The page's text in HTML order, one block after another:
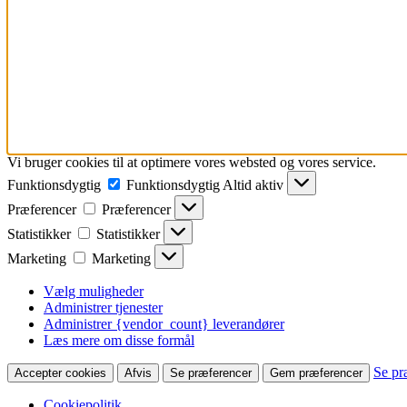
Vi bruger cookies til at optimere vores websted og vores service.
Funktionsdygtig
Funktionsdygtig Altid aktiv
Præferencer
Præferencer
Statistikker
Statistikker
Marketing
Marketing
Vælg muligheder
Administrer tjenester
Administrer {vendor_count} leverandører
Læs mere om disse formål
Accepter cookies Afvis Se præferencer Gem præferencer Se